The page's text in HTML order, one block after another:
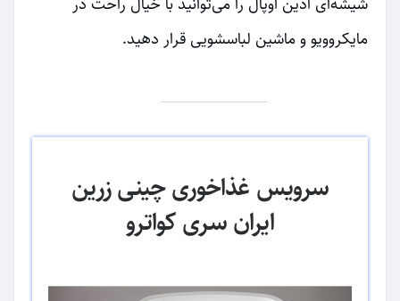
مایکروویو و ماشین لباسشویی قرار دهید.
سرویس غذاخوری چینی زرین
ایران سری کواترو